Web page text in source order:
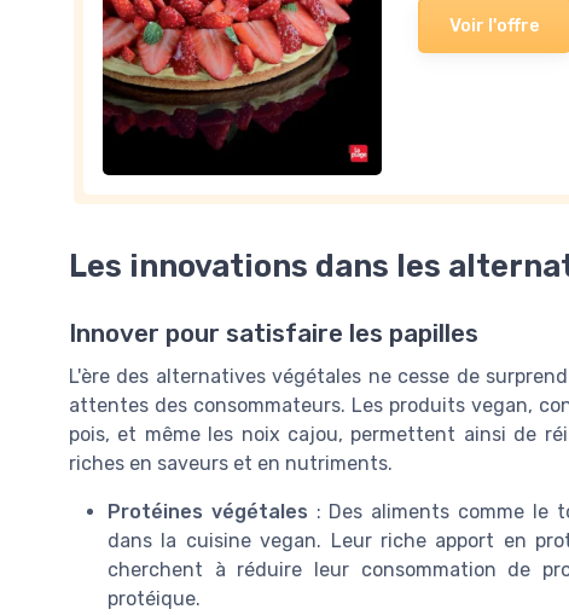
Voir l'offre
Les innovations dans les
Innover pour satisfaire les papilles
L'ère des alternatives végétales ne cesse de
attentes des consommateurs. Les produits vegan,
pois, et même les noix cajou, permettent ainsi de
riches en saveurs et en nutriments.
Protéines végétales : Des aliments comme le
dans la cuisine vegan. Leur riche apport en
cherchent à réduire leur consommation de
protéique.